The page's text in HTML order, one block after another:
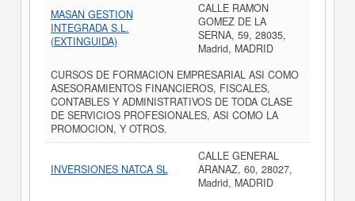
MASAN GESTION
INTEGRADA S.L.
(EXTINGUIDA)
CALLE RAMON
GOMEZ DE LA
SERNA, 59, 28035,
Madrid, MADRID
CURSOS DE FORMACION EMPRESARIAL ASI COMO
ASESORAMIENTOS FINANCIEROS, FISCALES,
CONTABLES Y ADMINISTRATIVOS DE TODA CLASE
DE SERVICIOS PROFESIONALES, ASI COMO LA
PROMOCION, Y OTROS.
INVERSIONES NATCA SL
CALLE GENERAL
ARANAZ, 60, 28027,
Madrid, MADRID